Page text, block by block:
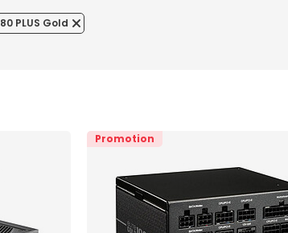
80 PLUS Gold
Promotion